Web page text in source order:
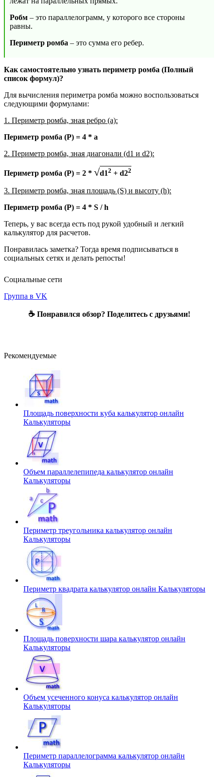
Робм – это параллелограмм, у которого все стороны
равны.
Периметр ромба – это сумма его ребер.
Как самостоятельно узнать периметр ромба (Полный
список формул)?
Для вычисления периметра ромба можно воспользоваться
следующими формулами:
1. Периметр ромба, зная ребро (a):
Периметр ромба (P) = 4 * a
2. Периметр ромба, зная диагонали (d1 и d2):
Периметр ромба (P) = 2 * √d12 + d22
3. Периметр ромба, зная площадь (S) и высоту (h):
Периметр ромба (P) = 4 * S / h
Теперь, у вас всегда есть под рукой удобный и легкий
калькулятор для расчетов.
Понравилась заметка? Тогда время подписываться в
социальных сетях и делать репосты!
Социальные сети
Группа в VK
☕ Понравился обзор? Поделитесь с друзьями!
Рекомендуемые
Площадь поверхности куба калькулятор онлайн
Калькуляторы
Объем параллелепипеда калькулятор онлайн
Калькуляторы
Периметр треугольника калькулятор онлайн
Калькуляторы
Периметр квадрата калькулятор онлайн Калькуляторы
Площадь поверхности шара калькулятор онлайн
Калькуляторы
Объем усеченного конуса калькулятор онлайн
Калькуляторы
Периметр параллелограмма калькулятор онлайн
Калькуляторы